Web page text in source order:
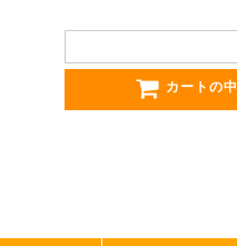
カートの中